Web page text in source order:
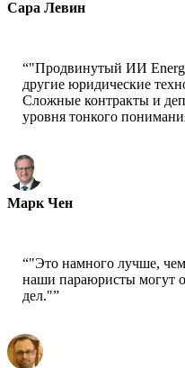
Сара Левин
“"Продвинутый ИИ
другие юридические
Сложные контракты и
уровня тонкого
Марк Чен
“"Это намного лучше,
наши параюристы могут
дел."”